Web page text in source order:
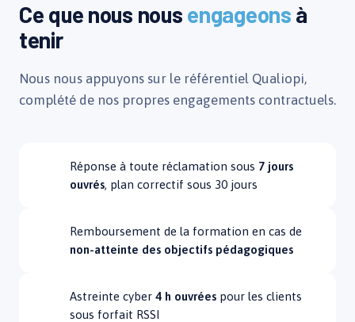
Ce que nous nous engageons à
tenir
Nous nous appuyons sur le référentiel Qualiopi,
complété de nos propres engagements contractuels.
Réponse à toute réclamation sous 7 jours
ouvrés, plan correctif sous 30 jours
Remboursement de la formation en cas de
non-atteinte des objectifs pédagogiques
Astreinte cyber 4 h ouvrées pour les clients
sous forfait RSSI